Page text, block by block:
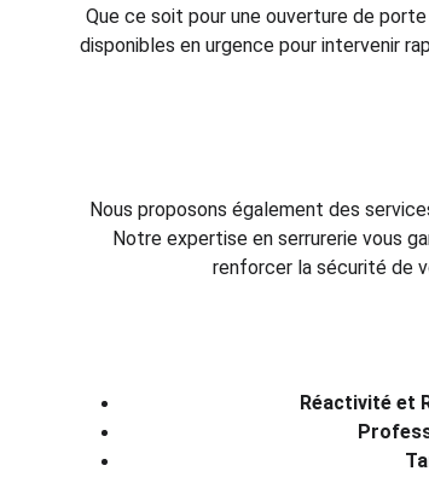
Que ce soit pour une ouverture de
disponibles en urgence pour intervenir
Nous proposons également des
Notre expertise en serrurerie vous
renforcer la sécurité de
Réactivité et